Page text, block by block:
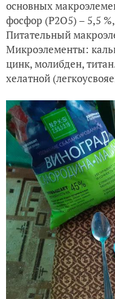
основных
фосфор (P2O5) – 5,5
Питательный
Микроэлементы:
цинк, молибден,
хелатной